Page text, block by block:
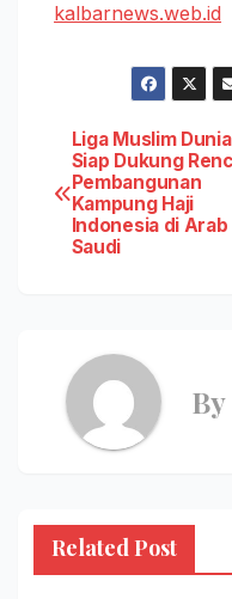
kalbarnews.web.id
Post
navigation
Liga Muslim Dunia
Siap Dukung
Pembangunan
Kampung Haji
Indonesia di Arab
Saudi
By
Related Post